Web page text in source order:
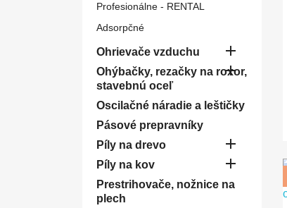
Profesionálne - RENTAL
Adsorpčné
Ohrievače vzduchu 
Ohýbačky, rezačky na roxor,
stavebnú oceľ

Oscilačné náradie a leštičky
Pásové prepravníky
Píly na drevo

Píly na kov 
Prestrihovače, nožnice na
plech